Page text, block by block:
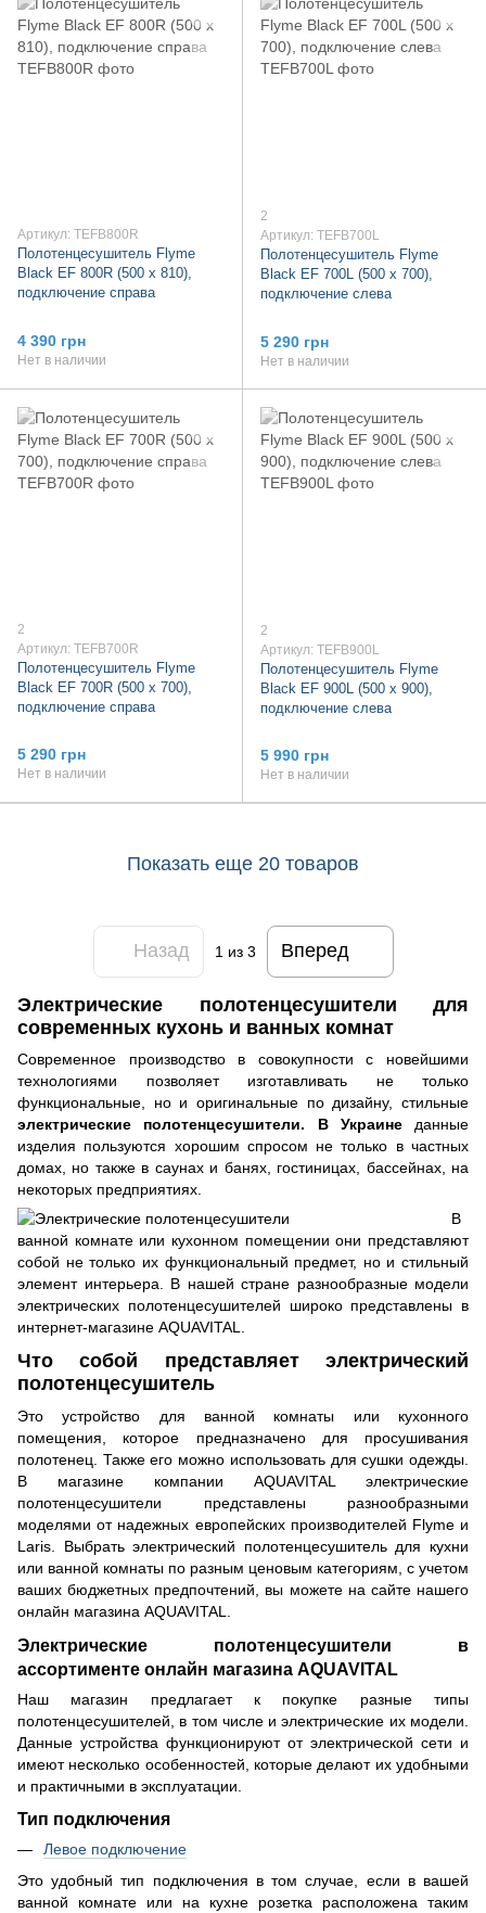
Артикул: TEFB800R
Полотенцесушитель Flyme
Black EF 800R (500 х 810),
подключение справа
4 390 грн
Нет в наличии
2
Артикул: TEFB700L
Полотенцесушитель Flyme
Black EF 700L (500 х 700),
подключение слева
5 290 грн
Нет в наличии
2
Артикул: TEFB700R
Полотенцесушитель Flyme
Black EF 700R (500 х 700),
подключение справа
5 290 грн
Нет в наличии
2
Артикул: TEFB900L
Полотенцесушитель Flyme
Black EF 900L (500 х 900),
подключение слева
5 990 грн
Нет в наличии
Показать еще 20 товаров
Назад 1 из 3 Вперед
Электрические полотенцесушители для
современных кухонь и ванных комнат
Современное производство в совокупности с новейшими
технологиями позволяет изготавливать не только
функциональные, но и оригинальные по дизайну, стильные
электрические полотенцесушители. В Украинеданные
изделия пользуются хорошим спросом не только в частных
домах, но также в саунах и банях, гостиницах, бассейнах, на
некоторых предприятиях.
В
ванной комнате или кухонном помещении они представляют
собой не только их функциональный предмет, но и стильный
элемент интерьера. В нашей стране разнообразные модели
электрических полотенцесушителей широко представлены в
интернет-магазине AQUAVITAL.
Что собой представляет электрический
полотенцесушитель
Это устройство для ванной комнаты или кухонного
помещения, которое предназначено для просушивания
полотенец. Также его можно использовать для сушки одежды.
В магазине компании AQUAVITAL электрические
полотенцесушители представлены разнообразными
моделями от надежных европейских производителей Flyme и
Laris. Выбрать электрический полотенцесушитель для кухни
или ванной комнаты по разным ценовым категориям, с учетом
ваших бюджетных предпочтений, вы можете на сайте нашего
онлайн магазина AQUAVITAL.
Электрические полотенцесушители в
ассортименте онлайн магазина AQUAVITAL
Наш магазин предлагает к покупке разные типы
полотенцесушителей, в том числе и электрические их модели.
Данные устройства функционируют от электрической сети и
имеют несколько особенностей, которые делают их удобными
и практичными в эксплуатации.
Тип подключения
Левое подключение
Это удобный тип подключения в том случае, если в вашей
ванной комнате или на кухне розетка расположена таким